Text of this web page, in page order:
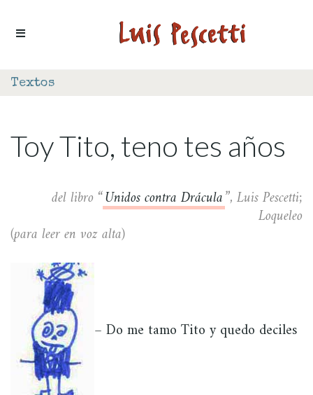
Textos
Toy Tito, teno tes años
del libro “Unidos contra Drácula”, Luis Pescetti;
Loqueleo
(para leer en voz alta)
– Do me tamo Tito y quedo deciles